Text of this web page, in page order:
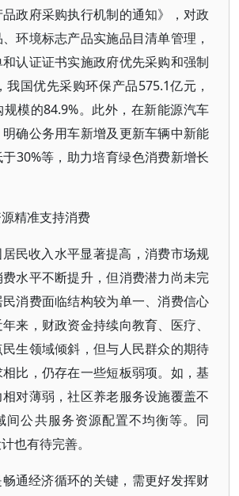
政府采购执行机制的通知》，对政
环境标志产品实施品目清单管理，
认证证书实施政府优先采购和强制
我国优先采购环保产品575.1亿元，
模的84.9%。此外，在新能源汽车
确公务用车新增及更新车辆中新能
30%等，助力培育绿色消费新增长
精准支持消费
民收入水平显著提高，消费市场规
水平不断提升，但消费潜力尚未完
消费面临结构较为单一、消费信心
来，财政资金持续向教育、医疗、
生领域倾斜，但与人民群众的期待
比，仍存在一些短板弱项。如，基
对薄弱，社区养老服务设施覆盖不
间公共服务资源配置不均衡等。同
也有待完善。
通经济循环的关键，需更好发挥财